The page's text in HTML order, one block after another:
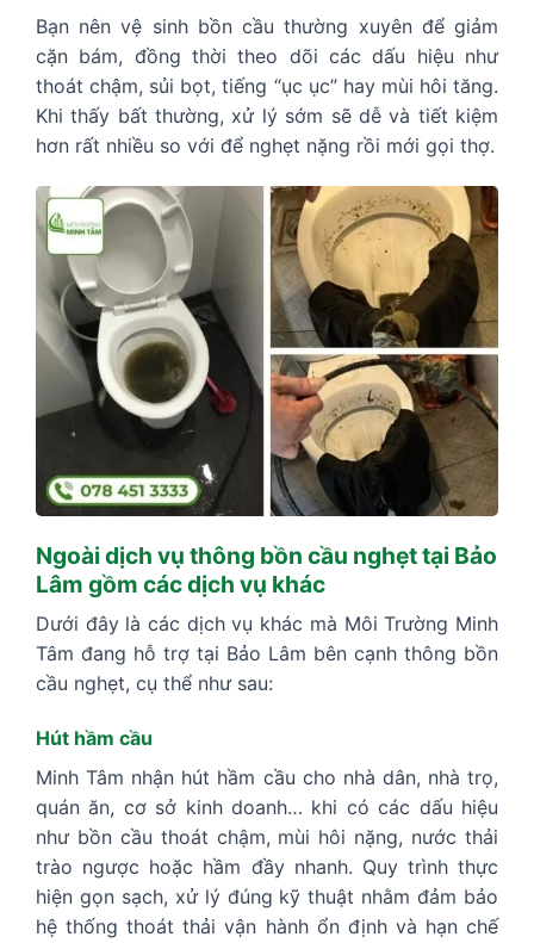
Bạn nên vệ sinh bồn cầu thường xuyên để giảm
cặn bám, đồng thời theo dõi các dấu hiệu như
thoát chậm, sủi bọt, tiếng “ục ục” hay mùi hôi tăng.
Khi thấy bất thường, xử lý sớm sẽ dễ và tiết kiệm
hơn rất nhiều so với để nghẹt nặng rồi mới gọi thợ.
Ngoài dịch vụ thông bồn cầu nghẹt tại Bảo
Lâm gồm các dịch vụ khác
Dưới đây là các dịch vụ khác mà Môi Trường Minh
Tâm đang hỗ trợ tại Bảo Lâm bên cạnh thông bồn
cầu nghẹt, cụ thể như sau:
Hút hầm cầu
Minh Tâm nhận hút hầm cầu cho nhà dân, nhà trọ,
quán ăn, cơ sở kinh doanh… khi có các dấu hiệu
như bồn cầu thoát chậm, mùi hôi nặng, nước thải
trào ngược hoặc hầm đầy nhanh. Quy trình thực
hiện gọn sạch, xử lý đúng kỹ thuật nhằm đảm bảo
hệ thống thoát thải vận hành ổn định và hạn chế